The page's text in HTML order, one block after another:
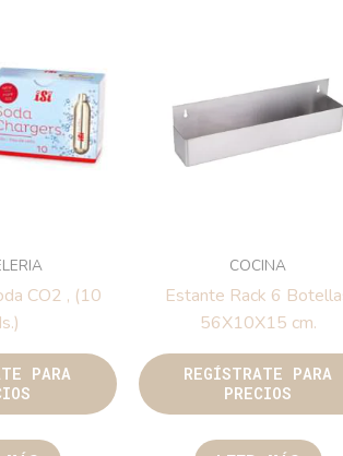
CO2 , (10
PARA
COCINA
Estante Rack 6
56X10X15 cm.
REGÍSTRATE PARA
PRECIOS